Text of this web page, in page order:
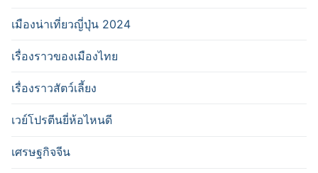
เมืองน่าเที่ยวญี่ปุ่น 2024
เรื่องราวของเมืองไทย
เรื่องราวสัตว์เลี้ยง
เวย์โปรตีนยี่ห้อไหนดี
เศรษฐกิจจีน